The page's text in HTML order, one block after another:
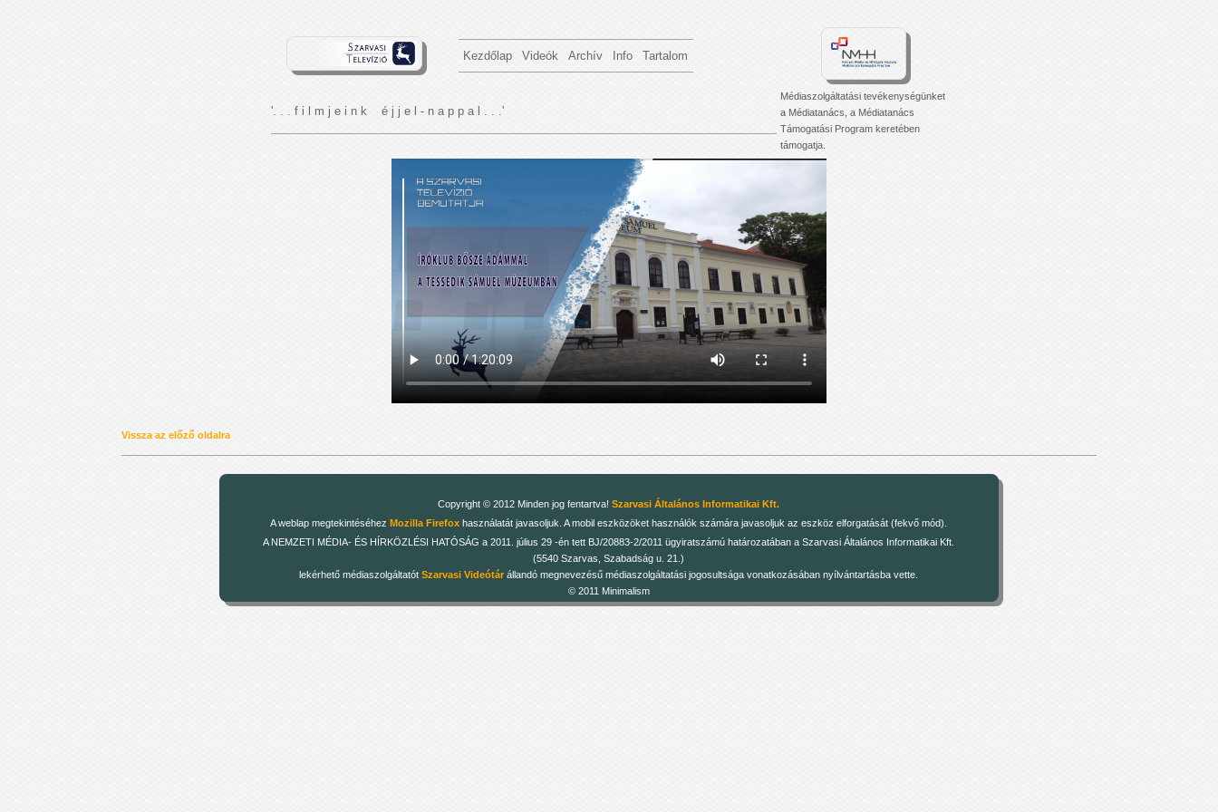
Kezdőlap Videók Archív Info Tartalom
'. . . f i l m j e i n k é j j e l - n a p p a l . . .'
Médiaszolgáltatási tevékenységünket
a Médiatanács, a Médiatanács
Támogatási Program keretében
támogatja.
Vissza az előző oldalra
Copyright © 2012 Minden jog fentartva!Szarvasi Általános Informatikai Kft.
A weblap megtekintéséhezMozilla Firefox használatát javasoljuk. A mobil eszközöket használók számára javasoljuk az eszköz elforgatását (fekvő mód).
A NEMZETI MÉDIA- ÉS HÍRKÖZLÉSI HATÓSÁG a 2011. július 29 -én tett BJ/20883-2/2011 ügyiratszámú határozatában a Szarvasi Általános Informatikai Kft.
(5540 Szarvas, Szabadság u. 21.)
lekérhető médiaszolgáltatótSzarvasi Videótár állandó megnevezésű médiaszolgáltatási jogosultsága vonatkozásában nyílvántartásba vette.
© 2011 Minimalism